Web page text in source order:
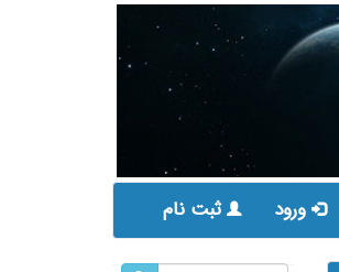
ورود ثبت نام